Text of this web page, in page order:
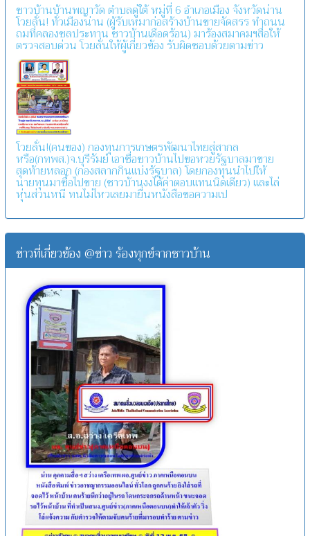
ชาวบ้านบ้านพญาวัด ตำบลดู่ใต้ หมู่ที่ 6 อำเภอเมือง จังหวัดน่าน
โวยลั่น! ทั่วเมืองน่าน (ผู้รับเหมาก่อสร้างบ้านขายจัดสรร ทำถนน
ถมที่คลองชลประทาน ชาวบ้านเดือดร้อน) มาร้องสมาคมฯสื่อให้
ตรวจสอบด่วน โวยลั่นให้ผู้เกี่ยวข้อง รับผิดชอบด้วยตามข่าว
โวยลั่น!(คนของ) กองทุนการเกษตรพัฒนาไทยสู่สากล
หรือ(กทพส.)จ.บุรีรัมย์ เอาชื่อชาวบ้านไปขอหวยรัฐบาลมาขาย
สุดท้ายหลอก (กองสลากกินแบ่งรัฐบาล) โดยกองทุนนำไปให้
นายทุนมาซื้อไปขาย (ชาวบ้านงงได้ค่าตอบแทนนิดเดียว) และไล่
หุ่นส่วนหนี ทนไม่ไหวเลยมายื่นหนังสือขอความเป
ข่าวที่เกี่ยวข้อง @ข่าว ร้องทุกข์จากชาวบ้าน